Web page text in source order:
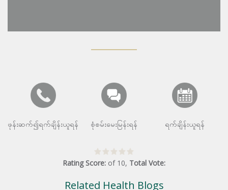
ဖုန်းဆက်၍ရက်ချိန်းယူရန် စုံစမ်းမေးမြန်းရန် ရက်ချိန်းယူရန်
Rating Score: of 10, Total Vote:
Related Health Blogs